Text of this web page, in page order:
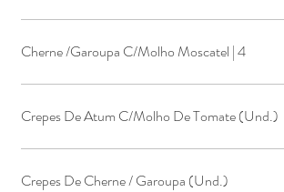
Cherne /Garoupa C/Molho Moscatel | 4
Crepes De Atum C/Molho De Tomate (Und.)
Crepes De Cherne / Garoupa (Und.)